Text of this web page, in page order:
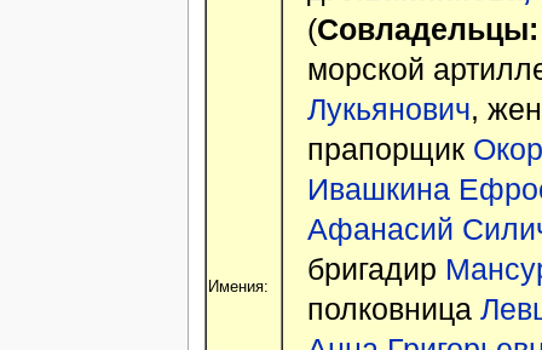
Имения:
(Совладельцы:
морской
Лукьянович,
прапорщик
Ивашкина
Афанасий
бригадир
полковница